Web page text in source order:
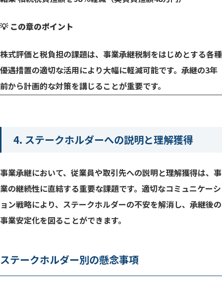
💡 この章のポイント
株式評価と税負担の課題は、事業承継税制をはじめとする各種
優遇措置の適切な活用により大幅に軽減可能です。承継の3年
前から計画的な対策を講じることが重要です。
4. ステークホルダーへの説明と理解獲得
事業承継において、従業員や取引先への説明と理解獲得は、事
業の継続性に直結する重要な課題です。適切なコミュニケーシ
ョン戦略により、ステークホルダーの不安を解消し、承継後の
事業安定化を図ることができます。
ステークホルダー別の懸念事項